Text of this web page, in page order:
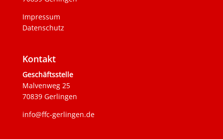
Impressum
Datenschutz
Kontakt
Geschäftsstelle
Malvenweg 25
70839 Gerlingen
info@ffc-gerlingen.de